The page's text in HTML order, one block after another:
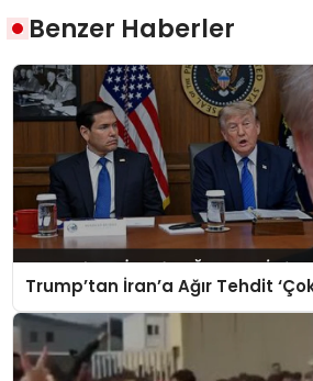
Benzer Haberler
Trump’tan İran’a Ağır Tehdit